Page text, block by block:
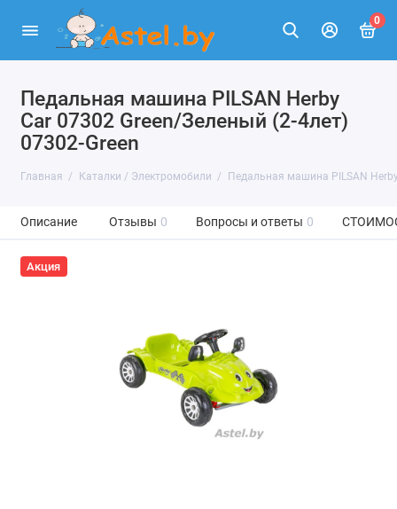
0
Педальная машина PILSAN Herby
Car 07302 Green/Зеленый (2-4лет)
07302-Green
Главная Каталки / Электромобили Педальная машина PILSAN
Описание Отзывы 0 Вопросы и ответы 0
Акция